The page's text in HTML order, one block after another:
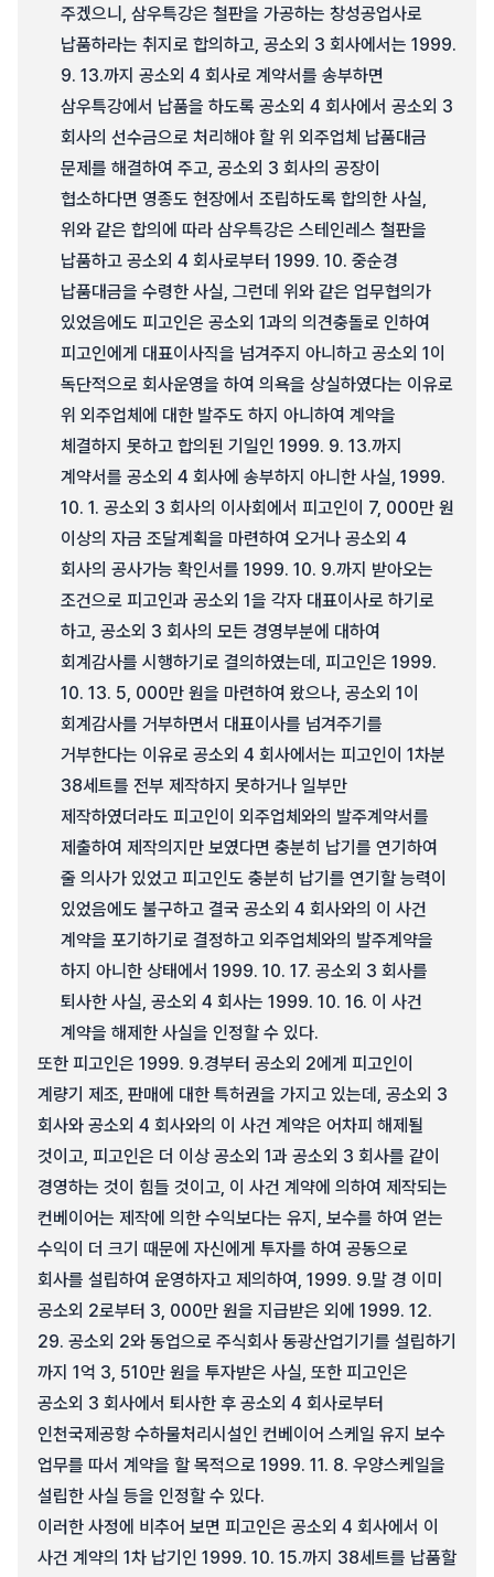
주겠으니, 삼우특강은 철판을 가공하는 창성공업사로
납품하라는 취지로 합의하고, 공소외 3 회사에서는 1999.
9. 13.까지 공소외 4 회사로 계약서를 송부하면
삼우특강에서 납품을 하도록 공소외 4 회사에서 공소외 3
회사의 선수금으로 처리해야 할 위 외주업체 납품대금
문제를 해결하여 주고, 공소외 3 회사의 공장이
협소하다면 영종도 현장에서 조립하도록 합의한 사실,
위와 같은 합의에 따라 삼우특강은 스테인레스 철판을
납품하고 공소외 4 회사로부터 1999. 10. 중순경
납품대금을 수령한 사실, 그런데 위와 같은 업무협의가
있었음에도 피고인은 공소외 1과의 의견충돌로 인하여
피고인에게 대표이사직을 넘겨주지 아니하고 공소외 1이
독단적으로 회사운영을 하여 의욕을 상실하였다는 이유로
위 외주업체에 대한 발주도 하지 아니하여 계약을
체결하지 못하고 합의된 기일인 1999. 9. 13.까지
계약서를 공소외 4 회사에 송부하지 아니한 사실, 1999.
10. 1. 공소외 3 회사의 이사회에서 피고인이 7, 000만 원
이상의 자금 조달계획을 마련하여 오거나 공소외 4
회사의 공사가능 확인서를 1999. 10. 9.까지 받아오는
조건으로 피고인과 공소외 1을 각자 대표이사로 하기로
하고, 공소외 3 회사의 모든 경영부분에 대하여
회계감사를 시행하기로 결의하였는데, 피고인은 1999.
10. 13. 5, 000만 원을 마련하여 왔으나, 공소외 1이
회계감사를 거부하면서 대표이사를 넘겨주기를
거부한다는 이유로 공소외 4 회사에서는 피고인이 1차분
38세트를 전부 제작하지 못하거나 일부만
제작하였더라도 피고인이 외주업체와의 발주계약서를
제출하여 제작의지만 보였다면 충분히 납기를 연기하여
줄 의사가 있었고 피고인도 충분히 납기를 연기할 능력이
있었음에도 불구하고 결국 공소외 4 회사와의 이 사건
계약을 포기하기로 결정하고 외주업체와의 발주계약을
하지 아니한 상태에서 1999. 10. 17. 공소외 3 회사를
퇴사한 사실, 공소외 4 회사는 1999. 10. 16. 이 사건
계약을 해제한 사실을 인정할 수 있다.
또한 피고인은 1999. 9.경부터 공소외 2에게 피고인이
계량기 제조, 판매에 대한 특허권을 가지고 있는데, 공소외 3
회사와 공소외 4 회사와의 이 사건 계약은 어차피 해제될
것이고, 피고인은 더 이상 공소외 1과 공소외 3 회사를 같이
경영하는 것이 힘들 것이고, 이 사건 계약에 의하여 제작되는
컨베이어는 제작에 의한 수익보다는 유지, 보수를 하여 얻는
수익이 더 크기 때문에 자신에게 투자를 하여 공동으로
회사를 설립하여 운영하자고 제의하여, 1999. 9.말 경 이미
공소외 2로부터 3, 000만 원을 지급받은 외에 1999. 12.
29. 공소외 2와 동업으로 주식회사 동광산업기기를 설립하기
까지 1억 3, 510만 원을 투자받은 사실, 또한 피고인은
공소외 3 회사에서 퇴사한 후 공소외 4 회사로부터
인천국제공항 수하물처리시설인 컨베이어 스케일 유지 보수
업무를 따서 계약을 할 목적으로 1999. 11. 8. 우양스케일을
설립한 사실 등을 인정할 수 있다.
이러한 사정에 비추어 보면 피고인은 공소외 4 회사에서 이
사건 계약의 1차 납기인 1999. 10. 15.까지 38세트를 납품할